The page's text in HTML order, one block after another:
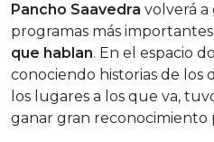
Pancho Saavedra volverá a
programas más
que hablan. En el espacio
conociendo historias de los
los lugares a los que va,
ganar gran